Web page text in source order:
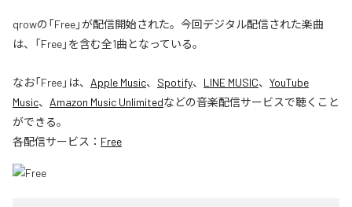
qrowの「Free」が配信開始された。今回デジタル配信された楽曲
は、「Free」を含む全1曲となっている。
なお「Free」は、 Apple Music、 Spotify、 LINE MUSIC、 YouTube
Music、 Amazon Music Unlimitedなどの音楽配信サービスで聴くこと
ができる。
各配信サービス： Free